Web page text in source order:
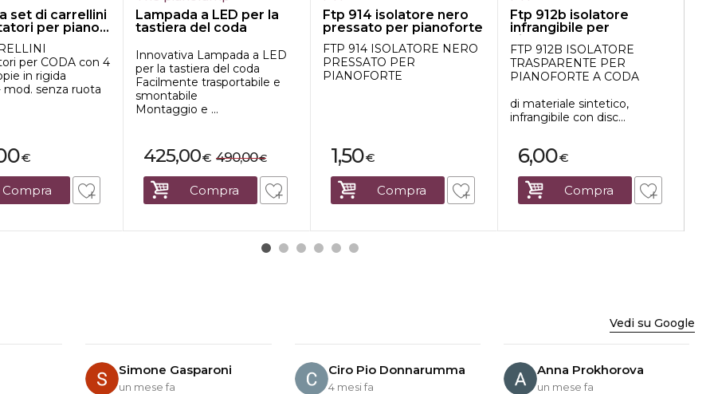
set di carrellini
per piano...
per CODA con 4
in rigida
senza ruota
€
Compra
Lampada a LED per la
tastiera del coda
Innovativa Lampada a LED
per la tastiera del coda
Facilmente trasportabile e
smontabile
Montaggio e ...
€
425,00 €
490,00
Compra
Ftp 914 isolatore nero
pressato per pianoforte
FTP 914 ISOLATORE NERO
PRESSATO PER
PIANOFORTE
€
1,50
Compra
Ftp 912b isolatore
infrangibile per
pianoforte a c...
FTP 912B ISOLATORE
TRASPARENTE PER
PIANOFORTE A CODA
di materiale sintetico,
infrangibile con disc...
€
6,00
Compra
Vedi su Google
Simone Gasparoni
un mese fa
Ciro Pio Donnarumma
4 mesi fa
Anna Prokhorova
un mese fa